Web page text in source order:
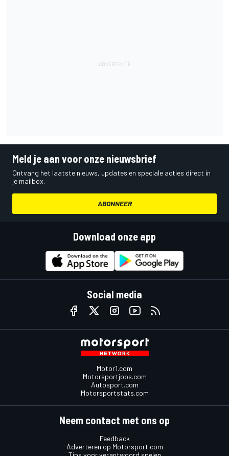
Meld je aan voor onze nieuwsbrief
Ontvang het laatste nieuws, updates en speciale acties direct in
je mailbox.
ABONNEER
Download onze app
Social media
Motor1.com
Motorsportjobs.com
Autosport.com
Motorsportstats.com
Neem contact met ons op
Feedback
Adverteren op Motorsport.com